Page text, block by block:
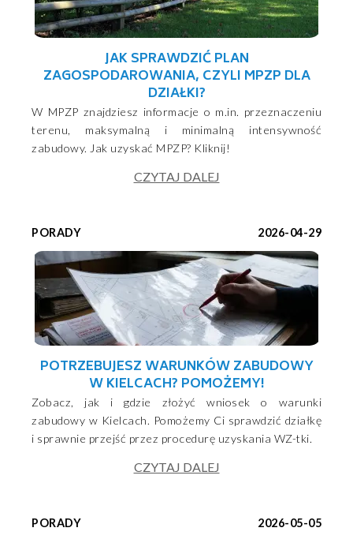
JAK SPRAWDZIĆ PLAN
ZAGOSPODAROWANIA, CZYLI MPZP DLA
DZIAŁKI?
W MPZP znajdziesz informacje o m.in. przeznaczeniu
terenu, maksymalną i minimalną intensywność
zabudowy. Jak uzyskać MPZP? Kliknij!
CZYTAJ DALEJ
PORADY 2026-04-29
POTRZEBUJESZ WARUNKÓW ZABUDOWY
W KIELCACH? POMOŻEMY!
Zobacz, jak i gdzie złożyć wniosek o warunki
zabudowy w Kielcach. Pomożemy Ci sprawdzić działkę
i sprawnie przejść przez procedurę uzyskania WZ-tki.
CZYTAJ DALEJ
PORADY 2026-05-05